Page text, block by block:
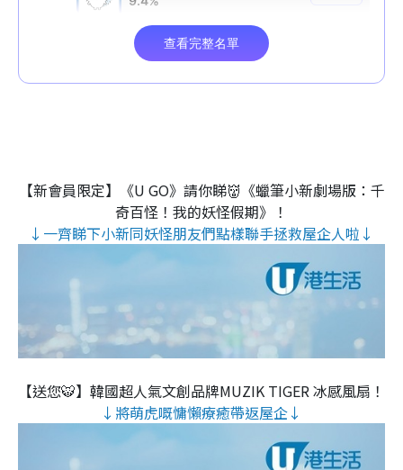
【新會員限定】《U GO》請你睇👹《蠟筆小新劇場版：千
奇百怪！我的妖怪假期》！
↓一齊睇下小新同妖怪朋友們點樣聯手拯救屋企人啦↓
【送您🐯】韓國超人氣文創品牌MUZIK TIGER 冰感風扇！
↓將萌虎嘅慵懶療癒帶返屋企↓